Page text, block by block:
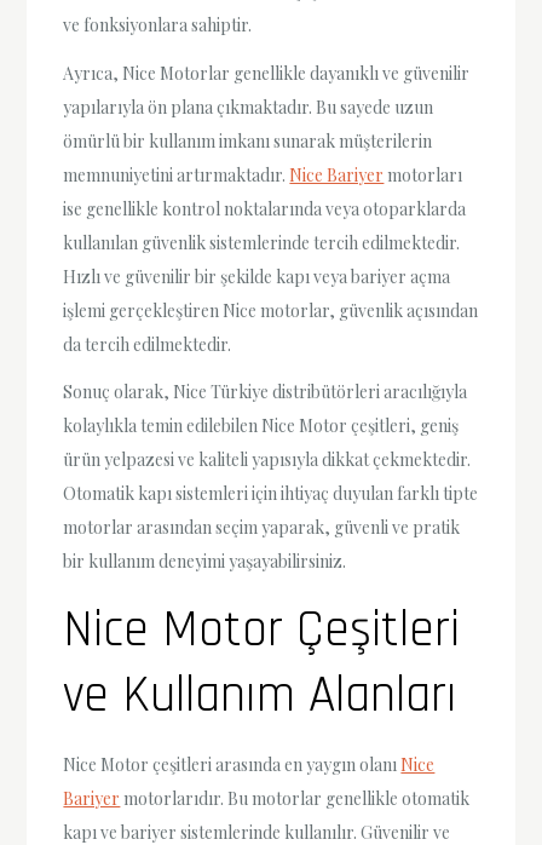
ve fonksiyonlara sahiptir.
Ayrıca, Nice Motorlar genellikle dayanıklı ve güvenilir
yapılarıyla ön plana çıkmaktadır. Bu sayede uzun
ömürlü bir kullanım imkanı sunarak müşterilerin
memnuniyetini artırmaktadır.Nice Bariyer motorları
ise genellikle kontrol noktalarında veya otoparklarda
kullanılan güvenlik sistemlerinde tercih edilmektedir.
Hızlı ve güvenilir bir şekilde kapı veya bariyer açma
işlemi gerçekleştiren Nice motorlar, güvenlik açısından
da tercih edilmektedir.
Sonuç olarak, Nice Türkiye distribütörleri aracılığıyla
kolaylıkla temin edilebilen Nice Motor çeşitleri, geniş
ürün yelpazesi ve kaliteli yapısıyla dikkat çekmektedir.
Otomatik kapı sistemleri için ihtiyaç duyulan farklı tipte
motorlar arasından seçim yaparak, güvenli ve pratik
bir kullanım deneyimi yaşayabilirsiniz.
Nice Motor Çeşitleri
ve Kullanım Alanları
Nice Motor çeşitleri arasında en yaygın olanıNice
Bariyer motorlarıdır. Bu motorlar genellikle otomatik
kapı ve bariyer sistemlerinde kullanılır. Güvenilir ve